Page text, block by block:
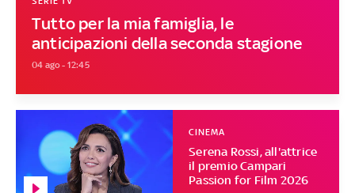
Tutto per la mia famiglia, le
anticipazioni della seconda stagione
04 ago - 12:45
Serena Rossi, all'attrice
il premio Campari
Passion for Film 2026
CINEMA